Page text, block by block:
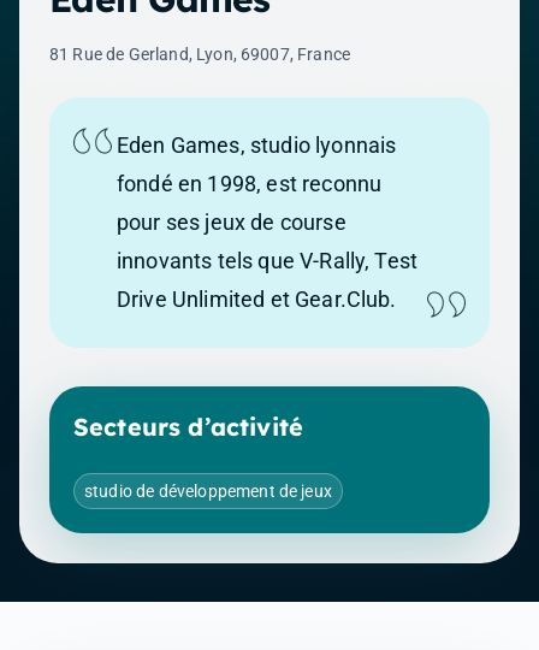
81 Rue de Gerland, Lyon, 69007, France
Eden Games, studio lyonnais
fondé en 1998, est reconnu
pour ses jeux de course
innovants tels que V-Rally, Test
Drive Unlimited et Gear.Club.
Secteurs d’activité
studio de développement de jeux